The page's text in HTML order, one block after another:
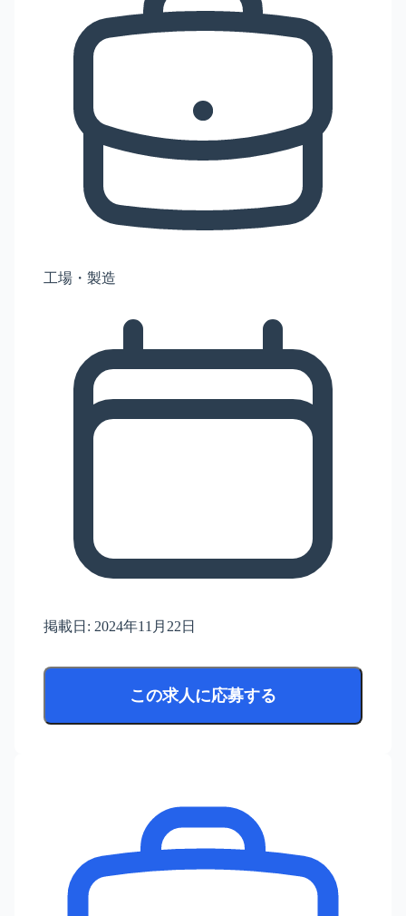
工場・製造
掲載日: 2024年11月22日
この求人に応募する